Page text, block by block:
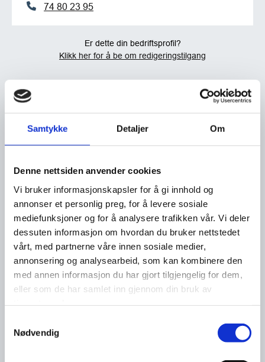
Samtykke Detaljer Om
Denne nettsiden anvender cookies
Vi bruker informasjonskapsler for å gi innhold og
annonser et personlig preg, for å levere sosiale
mediefunksjoner og for å analysere trafikken vår. Vi deler
dessuten informasjon om hvordan du bruker nettstedet
vårt, med partnerne våre innen sosiale medier,
annonsering og analysearbeid, som kan kombinere den
med annen informasjon du har gjort tilgjengelig for dem,
eller som de har samlet inn gjennom din bruk av
Nødvendig
74 80 23 95
Er dette din bedriftsprofil?
Klikk her for å be om redigeringstilgang